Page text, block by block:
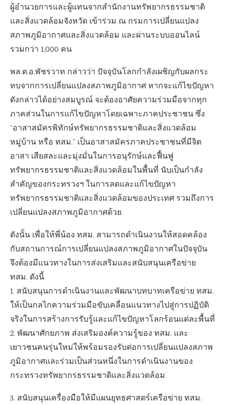
ผู้อำนวยการและผู้แทนจากสำนักงานทรัพยากรธรรมชาติ
และสิ่งแวดล้อมจังหวัด เข้าร่วม ณ กรมการเปลี่ยนแปลง
สภาพภูมิอากาศและสิ่งแวดล้อม และผ่านระบบออนไลน์
รวมกว่า 1,000 คน
พล.ต.อ.พัชรวาท กล่าวว่า ปัจจุบันโลกกำลังเผชิญกับผลกระ
ทบจากการเปลี่ยนแปลงสภาพภูมิอากาศ หากจะแก้ไขปัญหา
ดังกล่าวได้อย่างสมบูรณ์ จะต้องอาศัยความร่วมมือจากทุก
ภาคส่วนในการแก้ไขปัญหาโดยเฉพาะภาคประชาชน ซึ่ง
“อาสาสมัครพิทักษ์ทรัพยากรธรรมชาติและสิ่งแวดล้อม
หมู่บ้าน หรือ ทสม.” เป็นอาสาสมัครภาคประชาชนที่มีจิต
อาสา เสียสละและมุ่งมั่นในการอนุรักษ์และฟื้นฟู
ทรัพยากรธรรมชาติและสิ่งแวดล้อมในพื้นที่ นับเป็นกำลัง
สำคัญของกระทรวงฯ ในการลดและแก้ไขปัญหา
ทรัพยากรธรรมชาติและสิ่งแวดล้อมของประเทศ รวมถึงการ
เปลี่ยนแปลงสภาพภูมิอากาศด้วย
ดังนั้น เพื่อให้พี่น้อง ทสม. สามารถดำเนินงานให้สอดคล้อง
กับสถานการณ์การเปลี่ยนแปลงสภาพภูมิอากาศในปัจจุบัน
จึงต้องมีแนวทางในการส่งเสริมและสนับสนุนเครือข่าย
ทสม. ดังนี้
1. สนับสนุนการดำเนินงานและพัฒนาบทบาทเครือข่าย ทสม.
ให้เป็นกลไกความร่วมมือขับเคลื่อนแนวทางไปสู่การปฏิบัติ
จริงในการสร้างการรับรู้และแก้ไขปัญหาโลกร้อนแต่ละพื้นที่
2. พัฒนาศักยภาพ ส่งเสริมองค์ความรู้ของ ทสม. และ
เยาวชนคนรุ่นใหม่ให้พร้อมรองรับต่อการเปลี่ยนแปลงสภาพ
ภูมิอากาศและร่วมเป็นส่วนหนึ่งในการดำเนินงานของ
กระทรวงทรัพยากรธรรมชาติและสิ่งแวดล้อม
3. สนับสนุนเครื่องมือให้มีแผนยุทธศาสตร์เครือข่าย ทสม.